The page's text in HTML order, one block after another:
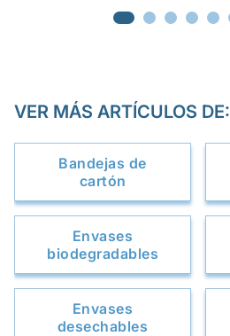
VER MÁS ARTÍCULOS DE:
Bandejas de
cartón
Envases
biodegradables
Envases
desechables